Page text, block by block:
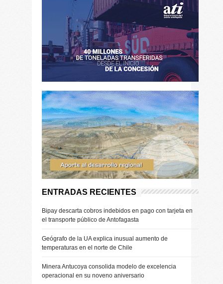
ENTRADAS RECIENTES
Bipay descarta cobros indebidos en pago con tarjeta en
el transporte público de Antofagasta
Geógrafo de la UA explica inusual aumento de
temperaturas en el norte de Chile
Minera Antucoya consolida modelo de excelencia
operacional en su noveno aniversario